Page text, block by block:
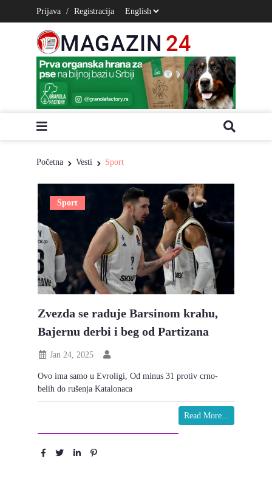
Prijava / Registracija
Početna Vesti Sport
Sport
Zvezda se raduje Barsinom krahu,
Bajernu derbi i beg od Partizana
Jan 24, 2025
Ovo ima samo u Evroligi, Od minus 31 protiv crno-
belih do rušenja Katalonaca
Read More...